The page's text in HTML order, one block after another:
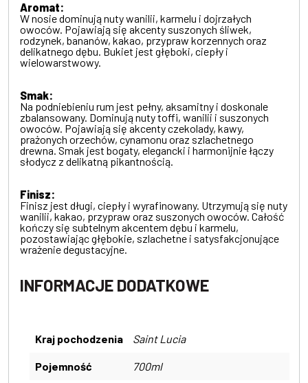
Aromat:
W nosie dominują nuty wanilii, karmelu i dojrzałych
owoców. Pojawiają się akcenty suszonych śliwek,
rodzynek, bananów, kakao, przypraw korzennych oraz
delikatnego dębu. Bukiet jest głęboki, ciepły i
wielowarstwowy.
Smak:
Na podniebieniu rum jest pełny, aksamitny i doskonale
zbalansowany. Dominują nuty toffi, wanilii i suszonych
owoców. Pojawiają się akcenty czekolady, kawy,
prażonych orzechów, cynamonu oraz szlachetnego
drewna. Smak jest bogaty, elegancki i harmonijnie łączy
słodycz z delikatną pikantnością.
Finisz:
Finisz jest długi, ciepły i wyrafinowany. Utrzymują się nuty
wanilii, kakao, przypraw oraz suszonych owoców. Całość
kończy się subtelnym akcentem dębu i karmelu,
pozostawiając głębokie, szlachetne i satysfakcjonujące
wrażenie degustacyjne.
INFORMACJE DODATKOWE
Kraj pochodzenia Saint Lucia
Pojemność 700ml